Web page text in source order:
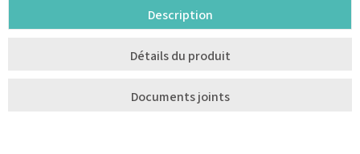
Description
Détails du produit
Documents joints